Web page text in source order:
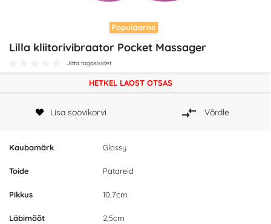
Populaarne
Lilla kliitorivibraator Pocket Massager
Jäta tagasisidet
Kaubamärk Glossy
Toide Patareid
Pikkus 10,7cm
Läbimõõt 2,5cm
HETKEL LAOST OTSAS
Lisa soovikorvi Võrdle